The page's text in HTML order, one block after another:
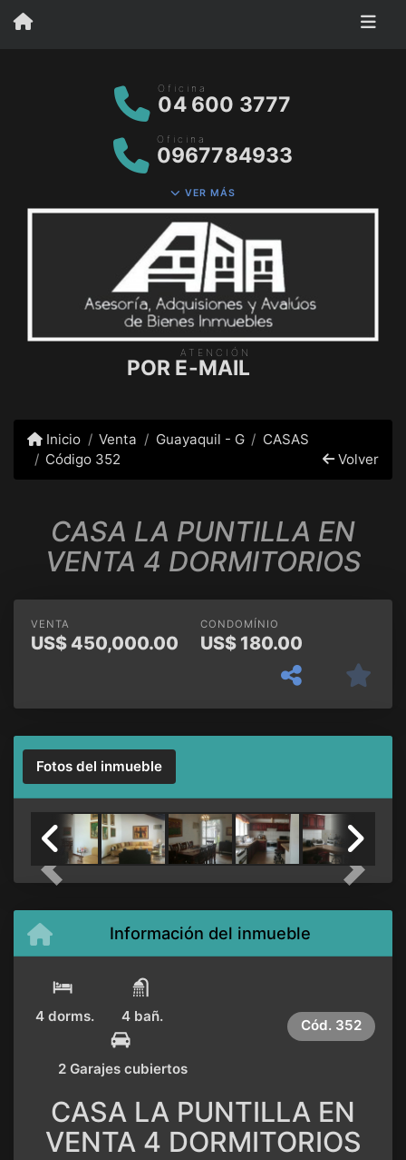
Oficina
04 600 3777
Oficina
0967784933
VER MÁS
ATENCIÓN
POR E-MAIL
Inicio Venta Guayaquil - G
CASAS
Código 352
Volver
CASA LA PUNTILLA EN
VENTA 4 DORMITORIOS
VENTA
US$ 450,000.00
CONDOMÍNIO
US$ 180.00
Fotos del inmueble
Previous Next
Información del inmueble
4 dorms. 4 bañ.
2 Garajes cubiertos
Cód. 352
CASA LA PUNTILLA EN
VENTA 4 DORMITORIOS